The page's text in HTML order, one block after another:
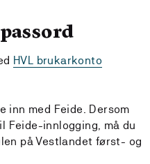
HVL brukarkonto
inn med Feide. Dersom
Feide-innlogging, må du
på Vestlandet først- og